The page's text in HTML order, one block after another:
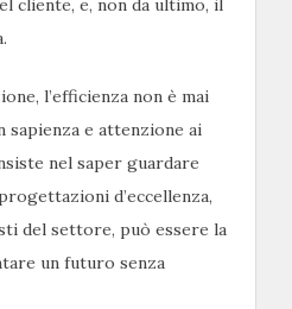
cliente, e, non da ultimo, il
l’efficienza non è mai
sapienza e attenzione ai
nel saper guardare
d’eccellenza,
del settore, può essere la
un futuro senza